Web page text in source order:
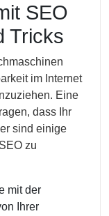
SEO
Tricks
im Internet
Eine
dass Ihr
sind einige
zu
mit der
Ihrer